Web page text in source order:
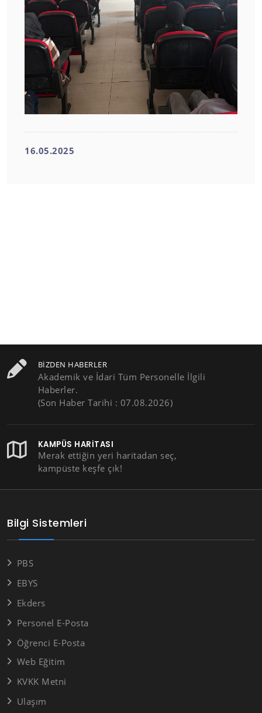
16.05.2025
BIZDEN HABERLER
Akademik ve İdari Tüm Personelle İlgili
Haberler.
(Son Haber Tarihi : 07.08.2026)
KAMPÜS HARITASI
Merak ettiğin yeri haritadan seç,
kampüste keşfe çık!
Bilgi Sistemleri
PBS
EBYS
Ekders
Personel E-Posta
Öğrenci E-Posta
Web Eğitim
KVKK Metni
Ulaşım